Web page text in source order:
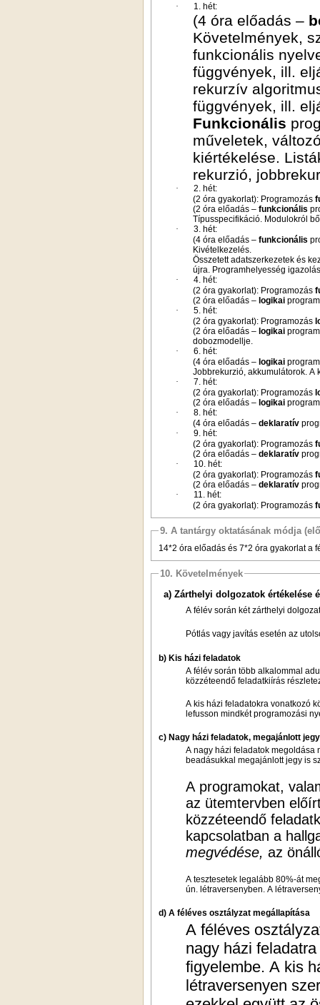
· 1. hét:
(4 óra előadás –
Követelmények,
funkcionális
függvények, ill.
rekurzív
függvények, ill.
Funkcionális
műveletek,
kiértékelése.
rekurzió,
·
2. hét:
(2 óra gyakorlat): Programozás
(2 óra előadás – funkcionális
Típusspecifikáció. Modulokról
·
3. hét:
(4 óra előadás – funkcionális
Kivételkezelés.
Összetett adatszerkezetek és
újra. Programhelyesség
·
4. hét:
(2 óra gyakorlat): Programozás
(2 óra előadás – logikai
·
5. hét:
(2 óra gyakorlat): Programozás
(2 óra előadás – logikai
dobozmodellje.
·
6. hét:
(4 óra előadás – logikai
Jobbrekurzió, akkumulátorok. A
·
7. hét:
(2 óra gyakorlat): Programozás
(2 óra előadás – logikai
·
8. hét:
(4 óra előadás – deklaratív
·
9. hét:
(2 óra gyakorlat): Programozás
(2 óra előadás – deklaratív
·
10. hét:
(2 óra gyakorlat): Programozás
(2 óra előadás – deklaratív
·
11. hét:
(2 óra gyakorlat): Programozás
9. A tantárgy oktatásának módja
14*2 óra előadás és 7*2 óra gyakorlat a
10. Követelmények
a) Zárthelyi dolgozatok értékelése
A félév során két zárthelyi
Pótlás vagy javítás esetén az
b) Kis házi feladatok
A félév során több alkalommal
közzéteendő feladatkiírás
A kis házi feladatokra vonatkozó
lefusson mindkét programozási
c) Nagy házi feladatok, megajánlott jegy
A nagy házi feladatok megoldása
beadásukkal megajánlott jegy is
A programokat,
az ütemtervben
közzéteendő
kapcsolatban a
megvédése, az
A tesztesetek legalább 80%-át
ún. létraversenyben. A
d) A féléves osztályzat megállapítása
A féléves
nagy házi
figyelembe. A kis
létraversenyen